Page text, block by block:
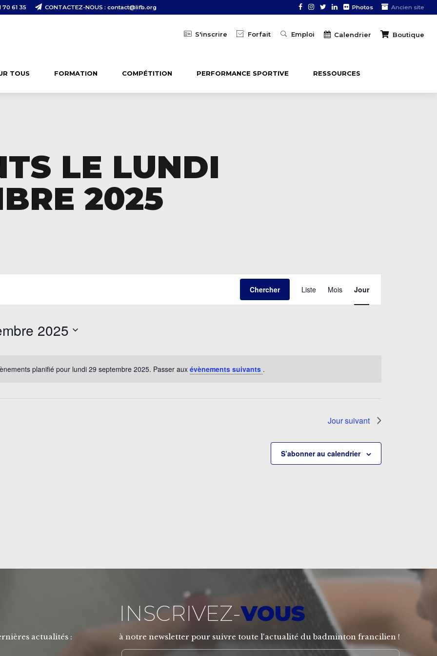
70 61 35 CONTACTEZ-NOUS : contact@lifb.org Photos Ancien site
S'inscrire Forfait Emploi Calendrier Boutique
TOUS FORMATION COMPÉTITION PERFORMANCE SPORTIVE RESSOURCES
LE LUNDI
2025
planifié pour lundi 29 septembre 2025. Passer aux évènements suivants .
Chercher
de
vues
Liste Mois Jour
2025
Jour suivant
S’abonner au calendrier
actualités :
INSCRIVEZ-VOUS
à notre newsletter pour suivre toute l'actualité du badminton francilien !